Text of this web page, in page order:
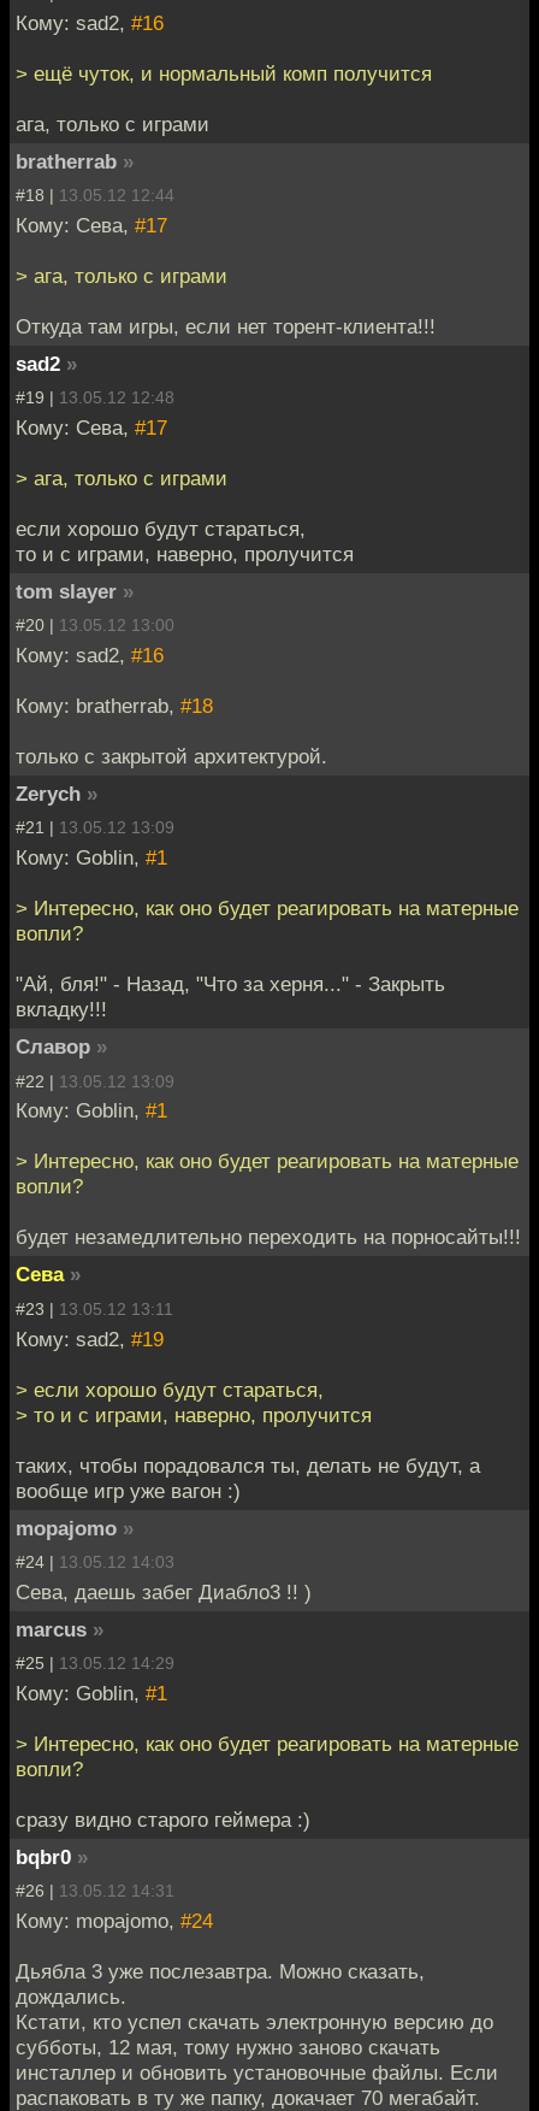
Кому: sad2, #16
> ещё чуток, и нормальный комп получится
ага, только с играми
bratherrab »
#18 | 13.05.12 12:44
Кому: Сева, #17
> ага, только с играми
Откуда там игры, если нет торент-клиента!!!
sad2 »
#19 | 13.05.12 12:48
Кому: Сева, #17
> ага, только с играми
если хорошо будут стараться,
то и с играми, наверно, пролучится
tom slayer »
#20 | 13.05.12 13:00
Кому: sad2, #16
Кому: bratherrab, #18
только с закрытой архитектурой.
Zerych »
#21 | 13.05.12 13:09
Кому: Goblin, #1
> Интересно, как оно будет реагировать на матерные
вопли?
"Ай, бля!" - Назад, "Что за херня..." - Закрыть
вкладку!!!
Славор »
#22 | 13.05.12 13:09
Кому: Goblin, #1
> Интересно, как оно будет реагировать на матерные
вопли?
будет незамедлительно переходить на порносайты!!!
Сева »
#23 | 13.05.12 13:11
Кому: sad2, #19
> если хорошо будут стараться,
> то и с играми, наверно, пролучится
таких, чтобы порадовался ты, делать не будут, а
вообще игр уже вагон :)
mopajomo »
#24 | 13.05.12 14:03
Сева, даешь забег Диабло3 !! )
marcus »
#25 | 13.05.12 14:29
Кому: Goblin, #1
> Интересно, как оно будет реагировать на матерные
вопли?
сразу видно старого геймера :)
bqbr0 »
#26 | 13.05.12 14:31
Кому: mopajomo, #24
Дьябла 3 уже послезавтра. Можно сказать,
дождались.
Кстати, кто успел скачать электронную версию до
субботы, 12 мая, тому нужно заново скачать
инсталлер и обновить установочные файлы. Если
распаковать в ту же папку, докачает 70 мегабайт.